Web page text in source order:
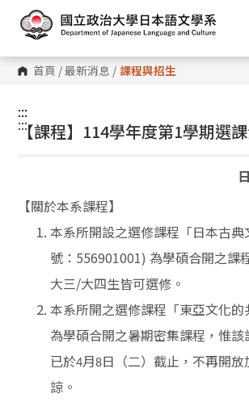
內
容 首頁 /最新消息 / 課程與招生
:::
:::
【課程】114學年度第1學期選
【關於本系課程】
本系所開設之選修課程「日本古
號：556901001) 為學碩合開之課
大三/大四生皆可選修。
本系所開之選修課程「東亞文化
為學碩合開之暑期密集課程，惟該
已於4月8日（二）截止，不再開
諒。